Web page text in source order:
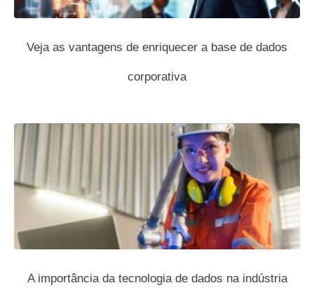
Veja as vantagens de enriquecer a base de dados
corporativa
A importância da tecnologia de dados na indústria